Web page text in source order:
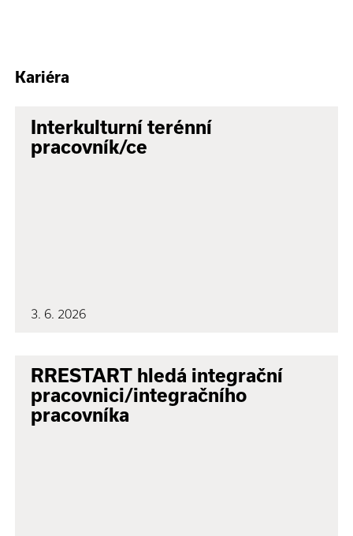
Kariéra
Interkulturní terénní
pracovník/ce
3. 6. 2026
RRESTART hledá integrační
pracovnici/integračního
pracovníka